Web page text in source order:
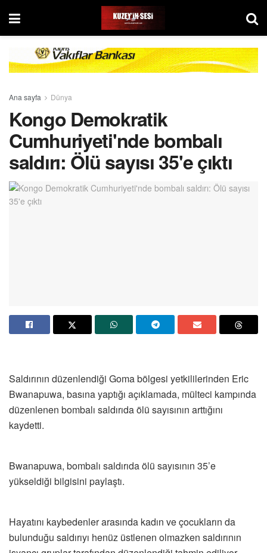
Ana sayfa Dünya
Kongo Demokratik
Cumhuriyeti'nde bombalı
saldırı: Ölü sayısı 35'e çıktı
Saldırının düzenlendiği Goma bölgesi yetkililerinden Eric
Bwanapuwa, basına yaptığı açıklamada, mülteci kampında
düzenlenen bombalı saldırıda ölü sayısının arttığını
kaydetti.
Bwanapuwa, bombalı saldırıda ölü sayısının 35’e
yükseldiği bilgisini paylaştı.
Hayatını kaybedenler arasında kadın ve çocukların da
bulunduğu saldırıyı henüz üstlenen olmazken saldırının